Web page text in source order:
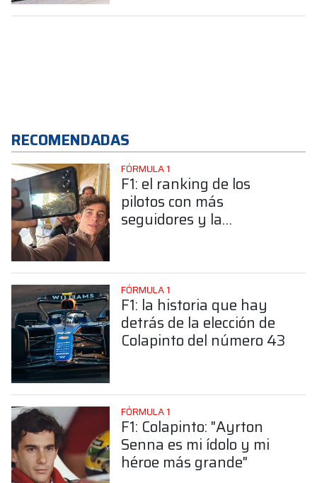
RECOMENDADAS
FÓRMULA 1
F1: el ranking de los
pilotos con más
seguidores y la
FÓRMULA 1
F1: la historia que hay
detrás de la elección de
Colapinto del número 43
FÓRMULA 1
F1: Colapinto: "Ayrton
Senna es mi ídolo y mi
héroe más grande"